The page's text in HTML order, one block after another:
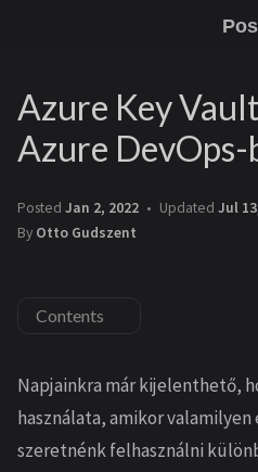
Azure Key
Azure DevOps-
Posted Jan 2, 2022 Updated Jul
By Otto Gudszent
Contents
Napjainkra már kijelenthető,
használata, amikor
szeretnénk felhasználni